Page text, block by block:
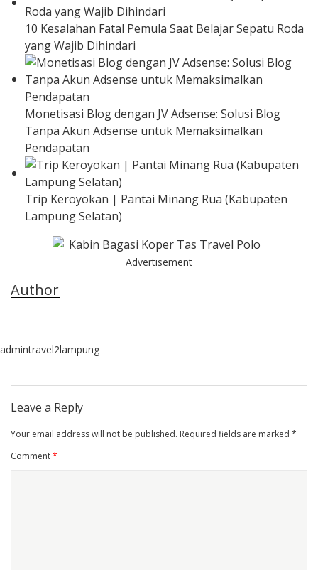
10 Kesalahan Fatal Pemula Saat Belajar Sepatu Roda
yang Wajib Dihindari
Monetisasi Blog dengan JV Adsense: Solusi Blog
Tanpa Akun Adsense untuk Memaksimalkan
Pendapatan
Trip Keroyokan | Pantai Minang Rua (Kabupaten
Lampung Selatan)
Advertisement
Author
admintravel2lampung
Leave a Reply
Your email address will not be published. Required fields are marked *
Comment*